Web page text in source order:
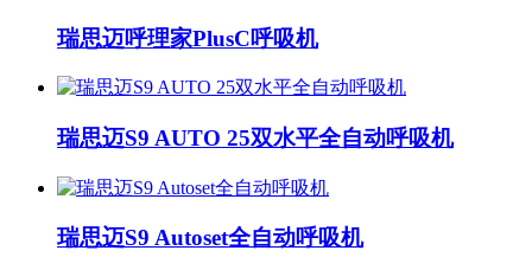
瑞思迈呼理家PlusC呼吸机
瑞思迈S9 AUTO 25双水平全自动呼吸机
瑞思迈S9 Autoset全自动呼吸机